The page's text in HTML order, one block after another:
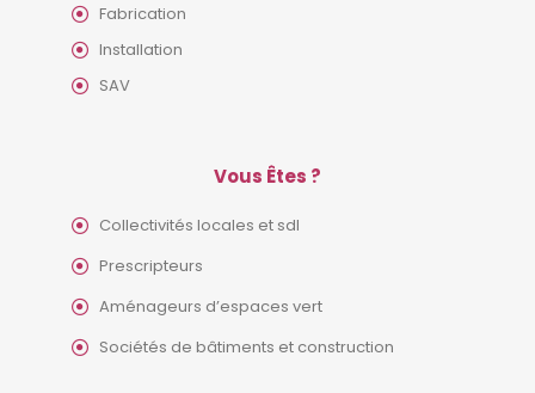
Fabrication
Installation
SAV
Vous Êtes ?
Collectivités locales et sdl
Prescripteurs
Aménageurs d’espaces vert
Sociétés de bâtiments et construction